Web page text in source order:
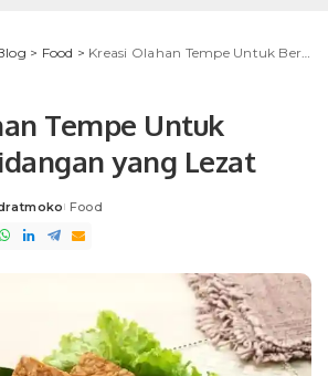
> Food > Kreasi Olahan Tempe Untuk Berbagai Hidangan yang Lezat
Tempe Untuk
yang Lezat
Food